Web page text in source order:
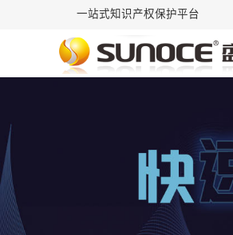
一站式知识产权保护平台